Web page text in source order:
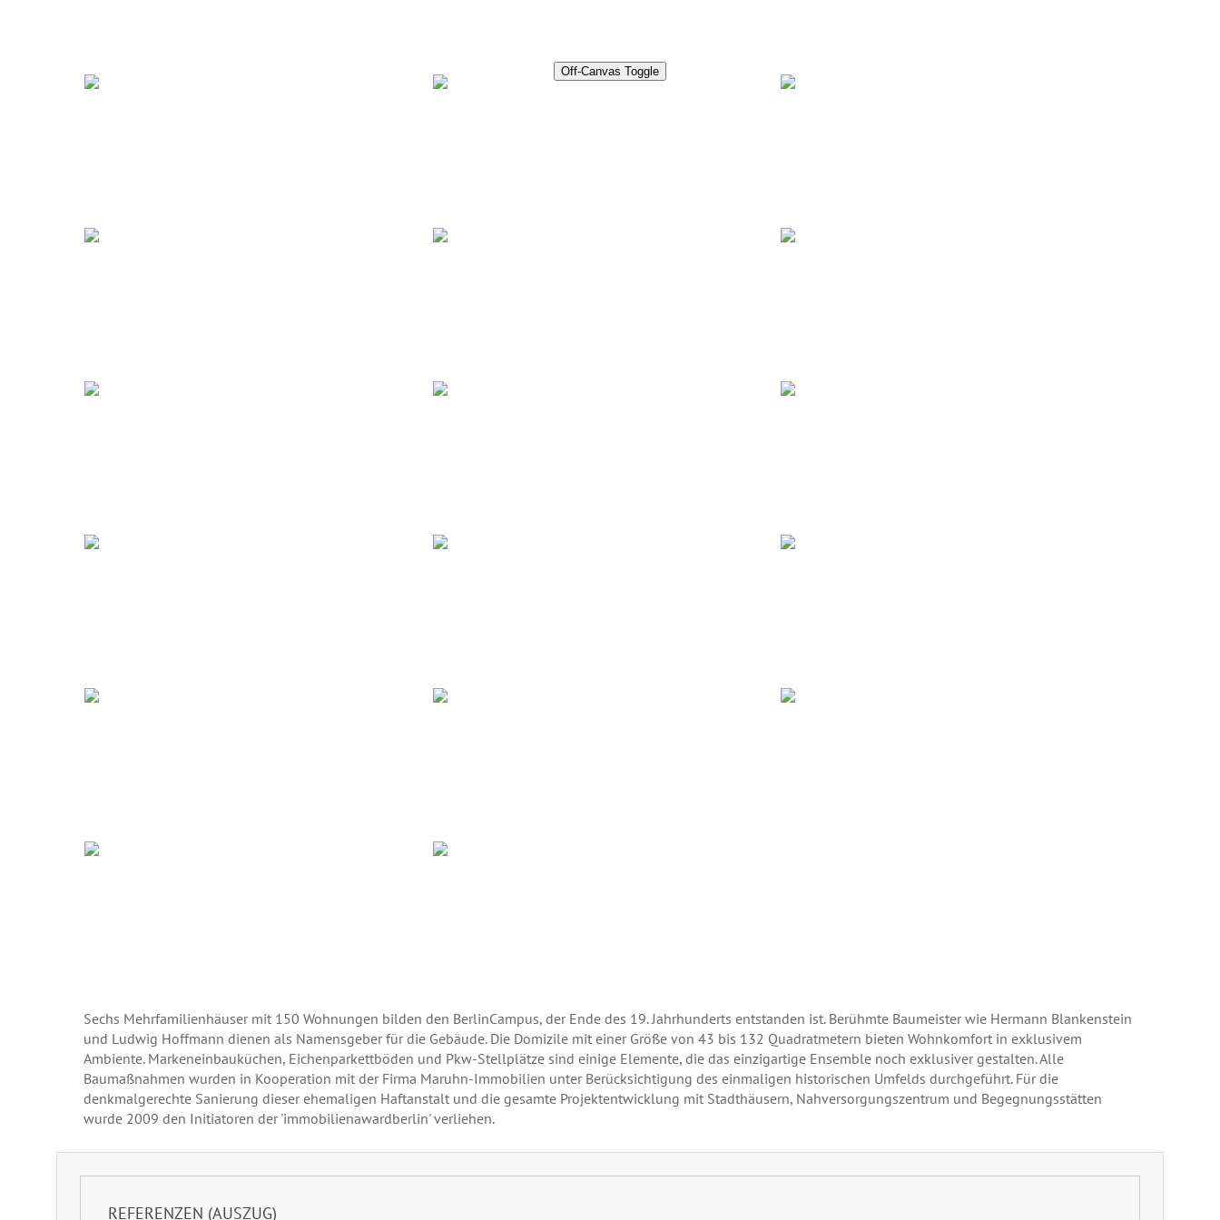
Off-Canvas Toggle
Sechs Mehrfamilienhäuser mit 150 Wohnungen bilden den BerlinCampus, der Ende des 19. Jahrhunderts entstanden ist. Berühmte Baumeister wie Hermann Blankenstein
und Ludwig Hoffmann dienen als Namensgeber für die Gebäude. Die Domizile mit einer Größe von 43 bis 132 Quadratmetern bieten Wohnkomfort in exklusivem
Ambiente. Markeneinbauküchen, Eichenparkettböden und Pkw-Stellplätze sind einige Elemente, die das einzigartige Ensemble noch exklusiver gestalten. Alle
Baumaßnahmen wurden in Kooperation mit der Firma Maruhn-Immobilien unter Berücksichtigung des einmaligen historischen Umfelds durchgeführt. Für die
denkmalgerechte Sanierung dieser ehemaligen Haftanstalt und die gesamte Projektentwicklung mit Stadthäusern, Nahversorgungszentrum und Begegnungsstätten
wurde 2009 den Initiatoren der 'immobilienawardberlin' verliehen.
REFERENZEN (AUSZUG)